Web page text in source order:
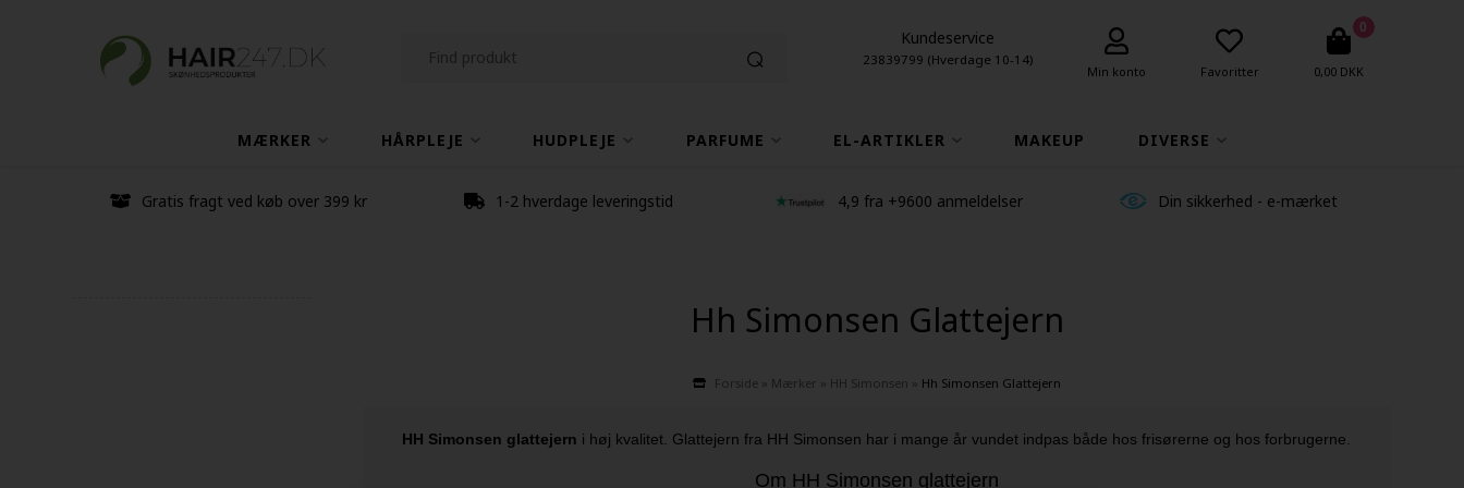
Kundeservice
23839799 (Hverdage 10-14)
Min konto Favoritter
0
0,00 DKK
MÆRKER HÅRPLEJE HUDPLEJE PARFUME EL-ARTIKLER MAKEUP DIVERSE
Gratis fragt ved køb over 399 kr 1-2 hverdage leveringstid 4,9 fra +9600 anmeldelser Din sikkerhed - e-mærket
Hh Simonsen Glattejern
Forside » Mærker » HH Simonsen » Hh Simonsen Glattejern
HH Simonsen glattejern i høj kvalitet. Glattejern fra HH Simonsen har i mange år vundet indpas både hos frisørerne og hos forbrugerne.
Om HH Simonsen glattejern